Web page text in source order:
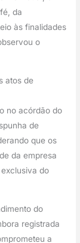
da
às finalidades
o
atos de
no acórdão do
de
que os
da empresa
do
do
registrada
a